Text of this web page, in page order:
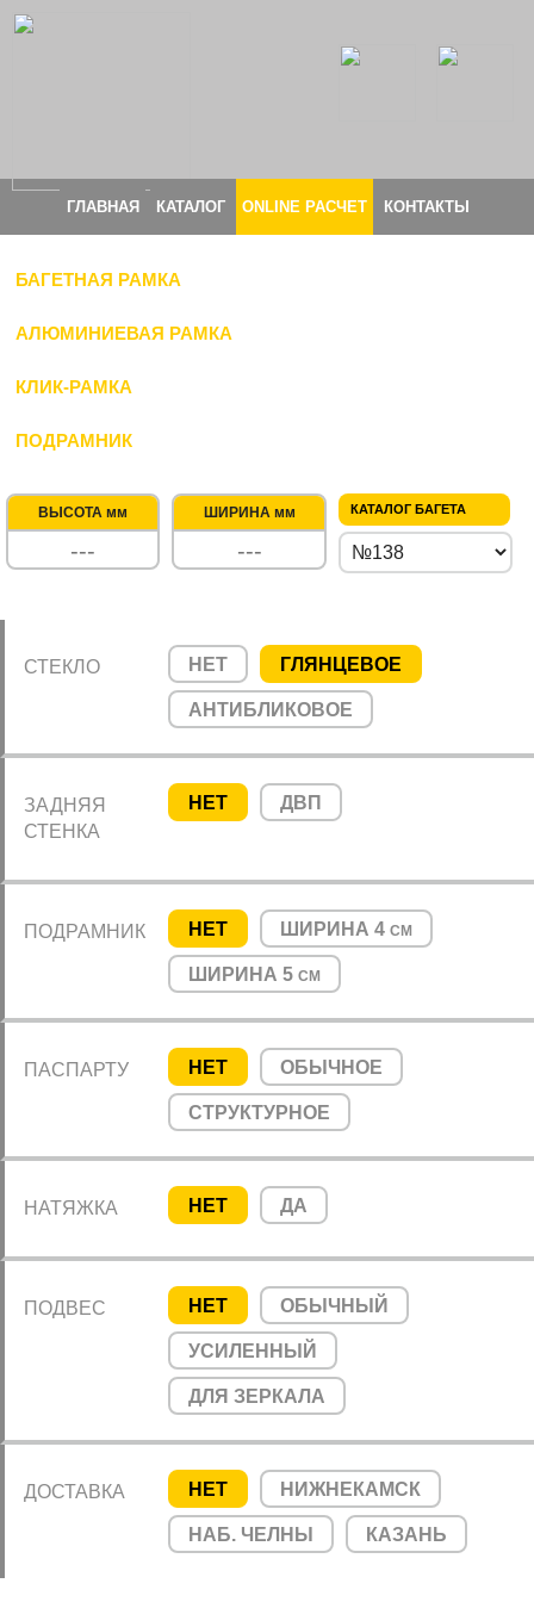
ГЛАВНАЯ КАТАЛОГ ONLINE РАСЧЕТ КОНТАКТЫ
БАГЕТНАЯ РАМКА
АЛЮМИНИЕВАЯ РАМКА
КЛИК-РАМКА
ПОДРАМНИК
ВЫСОТА мм ШИРИНА мм КАТАЛОГ БАГЕТА
СТЕКЛО НЕТ ГЛЯНЦЕВОЕ
АНТИБЛИКОВОЕ
ЗАДНЯЯ
СТЕНКА
НЕТ ДВП
ПОДРАМНИК НЕТ ШИРИНА 4 СМ
ШИРИНА 5 СМ
ПАСПАРТУ НЕТ ОБЫЧНОЕ
СТРУКТУРНОЕ
НАТЯЖКА НЕТ ДА
ПОДВЕС НЕТ ОБЫЧНЫЙ
УСИЛЕННЫЙ
ДЛЯ ЗЕРКАЛА
ДОСТАВКА НЕТ НИЖНЕКАМСК
НАБ. ЧЕЛНЫ КАЗАНЬ